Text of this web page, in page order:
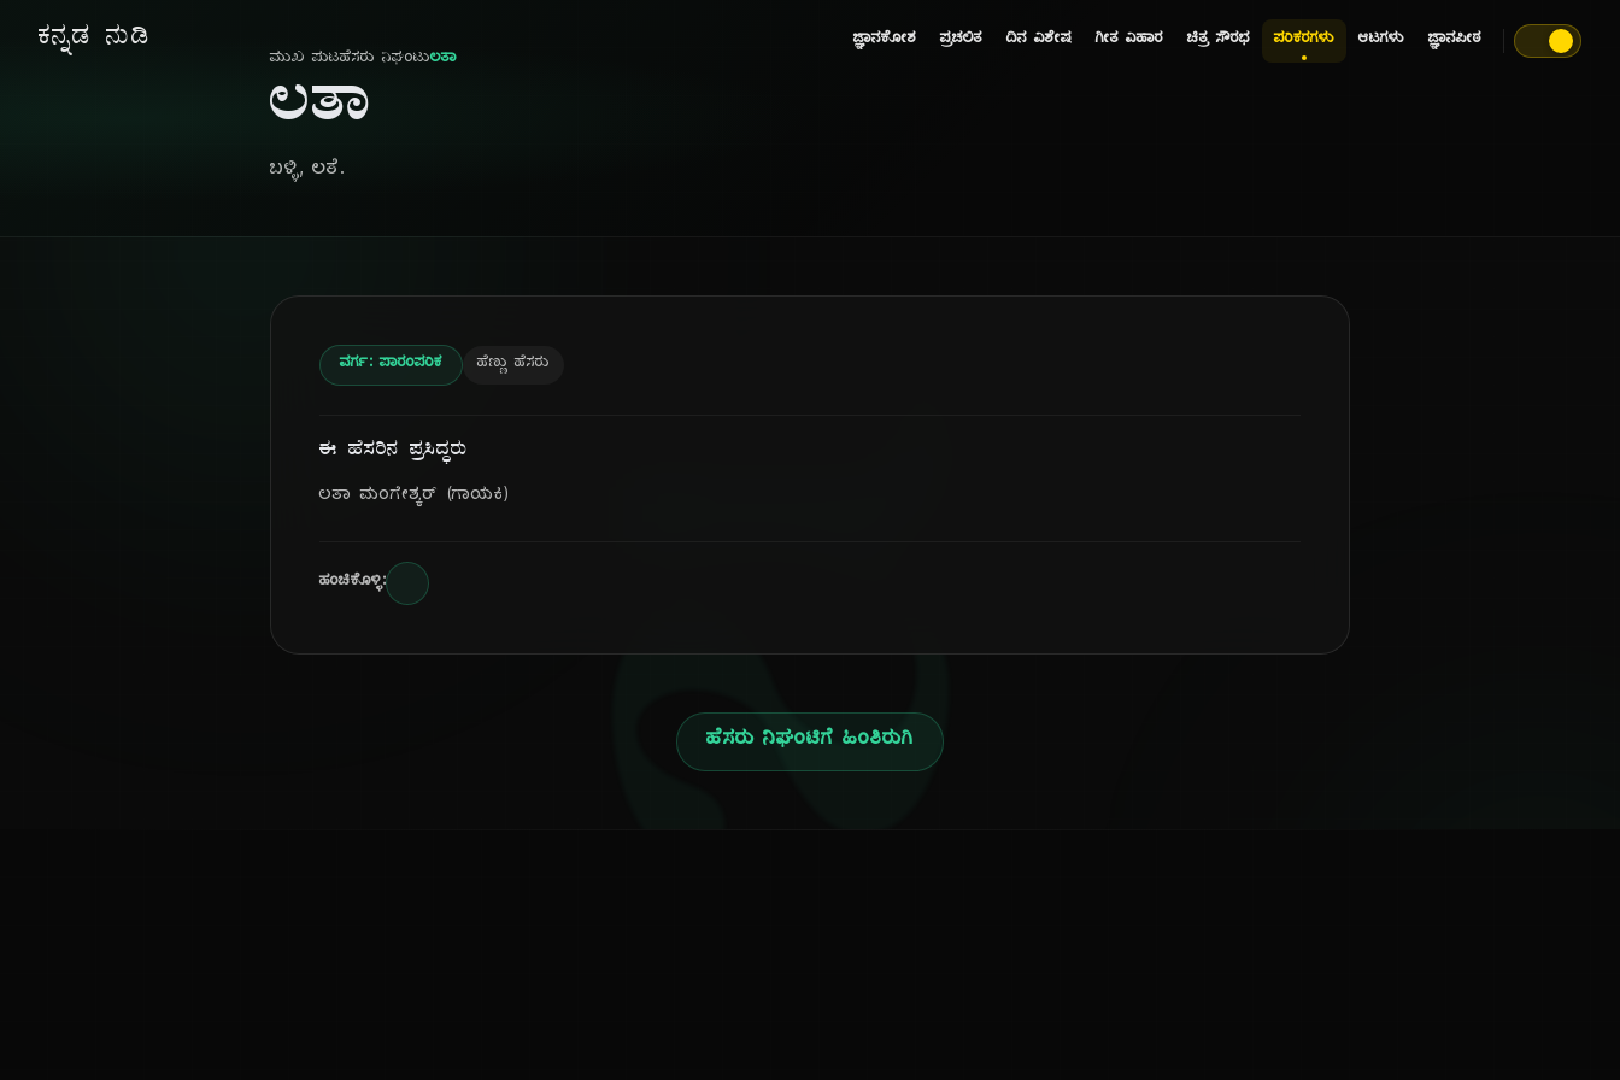
ಕನ್ನಡ ನುಡಿ ಜ್ಞಾನಕೋಶ ಪ್ರಚಲಿತ ದಿನ ವಿಶೇಷ ಗೀತ ವಿಹಾರ ಚಿತ್ರ ಸೌರಭ ಪರಿಕರಗಳು ಆಟಗಳು ಜ್ಞಾನಪೀಠ
ನ
ಮುಖ ಪುಟಹೆಸರು ನಿಘಂಟುಲತಾ
ಲತಾ
ಬಳ್ಳಿ, ಲತೆ.
ವರ್ಗ: ಪಾರಂಪರಿಕ ಹೆಣ್ಣು ಹೆಸರು
ಈ ಹೆಸರಿನ ಪ್ರಸಿದ್ಧರು
ಲತಾ ಮಂಗೇಶ್ಕರ್ (ಗಾಯಕಿ)
ಹಂಚಿಕೊಳ್ಳಿ:
ಹೆಸರು ನಿಘಂಟಿಗೆ ಹಿಂತಿರುಗಿ